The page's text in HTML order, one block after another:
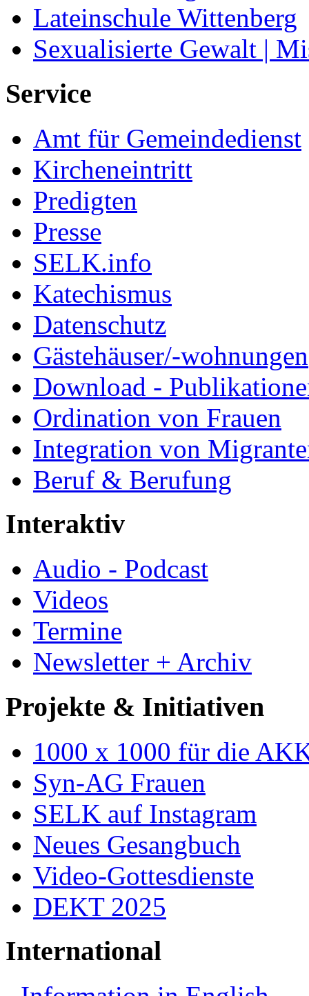
Lateinschule Wittenberg
Sexualisierte Gewalt |
Service
Amt für Gemeindedienst
Kircheneintritt
Predigten
Presse
SELK.info
Katechismus
Datenschutz
Gästehäuser/-wohnungen
Download -
Ordination von Frauen
Integration von
Beruf & Berufung
Interaktiv
Audio - Podcast
Videos
Termine
Newsletter + Archiv
Projekte & Initiativen
1000 x 1000 für die
Syn-AG Frauen
SELK auf Instagram
Neues Gesangbuch
Video-Gottesdienste
DEKT 2025
International